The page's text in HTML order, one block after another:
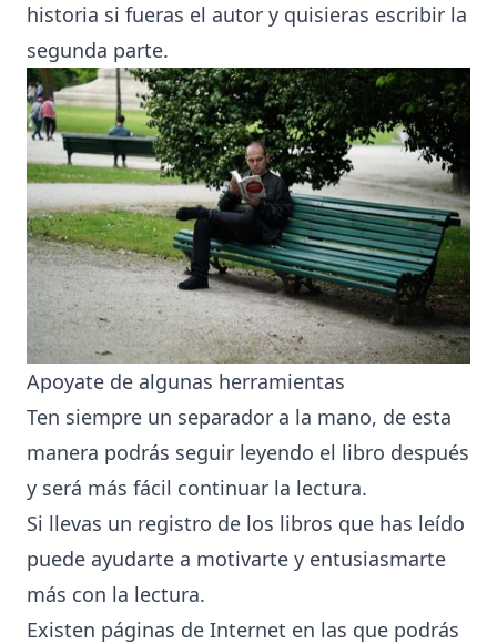
historia si fueras el autor y quisieras escribir la
segunda parte.
Apoyate de algunas herramientas
Ten siempre un separador a la mano, de esta
manera podrás seguir leyendo el libro después
y será más fácil continuar la lectura.
Si llevas un registro de los libros que has leído
puede ayudarte a motivarte y entusiasmarte
más con la lectura.
Existen páginas de Internet en las que podrás